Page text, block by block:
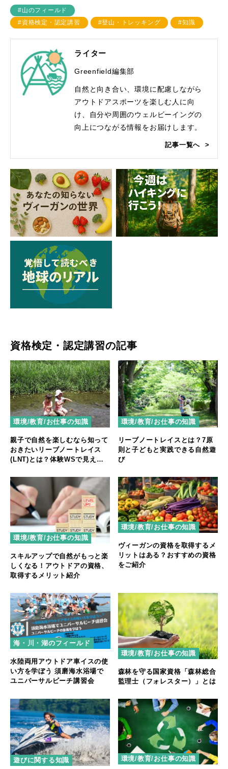
#山のフィールド
#資格検定・認定講習
#登山・トレッキング #知識
ライター
Greenfield編集部
自然と向き合い、環境に配慮しながら
アウトドアスポーツを楽しむ人に向
け、自分や周囲のウェルビーイングの
向上につながる情報をお届けします。
記事一覧へ
資格検定・認定講習の記事
環境/教育/お仕事の知識
親子で自然を楽しむなら知って
おきたいリーブノートレイス
(LNT)とは？体験WSで見えた7
環境/教育/お仕事の知識
リーブノートレイスとは？7原
則と子どもと実践できる自然遊
び
環境/教育/お仕事の知識
スキルアップで自然がもっと楽
しくなる！アウトドアの資格、
取得するメリット紹介
環境/教育/お仕事の知識
ヴィーガンの資格を取得するメ
リットはある？おすすめの資格
をご紹介
海・川・湖のフィールド
水陸両用アウトドア車イスの使
い方を学ぼう 須磨海水浴場で
ユニバーサルビーチ講習会
環境/教育/お仕事の知識
森林を守る国家資格「森林総合
監理士（フォレスター）」とは
遊びに関する知識 環境/教育/お仕事の知識